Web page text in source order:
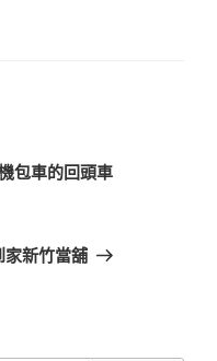
包車的回頭車
新竹當舖